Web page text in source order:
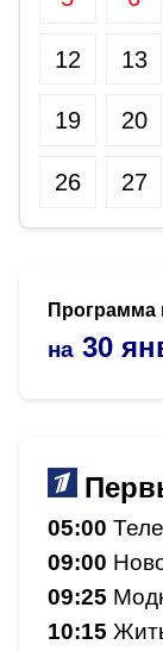
12 13
19 20
26 27
Программа
на 30
05:00
09:00
09:25
10:15